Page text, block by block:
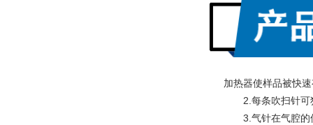
加热器使样品被快
2.每条吹扫针可独
3.气针在气腔的位